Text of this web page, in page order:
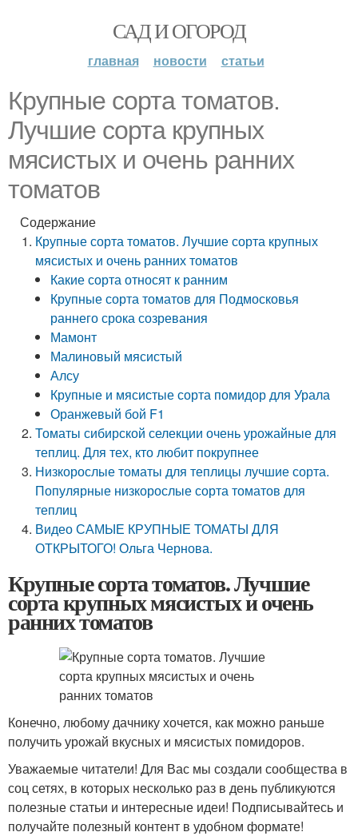
САД И ОГОРОД
главная новости статьи
Крупные сорта томатов.
Лучшие сорта крупных
мясистых и очень ранних
томатов
Содержание
Крупные сорта томатов. Лучшие сорта крупных
мясистых и очень ранних томатов
Какие сорта относят к ранним
Крупные сорта томатов для Подмосковья
раннего срока созревания
Мамонт
Малиновый мясистый
Алсу
Крупные и мясистые сорта помидор для Урала
Оранжевый бой F1
Томаты сибирской селекции очень урожайные для
теплиц. Для тех, кто любит покрупнее
Низкорослые томаты для теплицы лучшие сорта.
Популярные низкорослые сорта томатов для
теплиц
Видео САМЫЕ КРУПНЫЕ ТОМАТЫ ДЛЯ
ОТКРЫТОГО! Ольга Чернова.
Крупные сорта томатов. Лучшие
сорта крупных мясистых и очень
ранних томатов
Конечно, любому дачнику хочется, как можно раньше
получить урожай вкусных и мясистых помидоров.
Уважаемые читатели! Для Вас мы создали сообщества в
соц сетях, в которых несколько раз в день публикуются
полезные статьи и интересные идеи! Подписывайтесь и
получайте полезный контент в удобном формате!